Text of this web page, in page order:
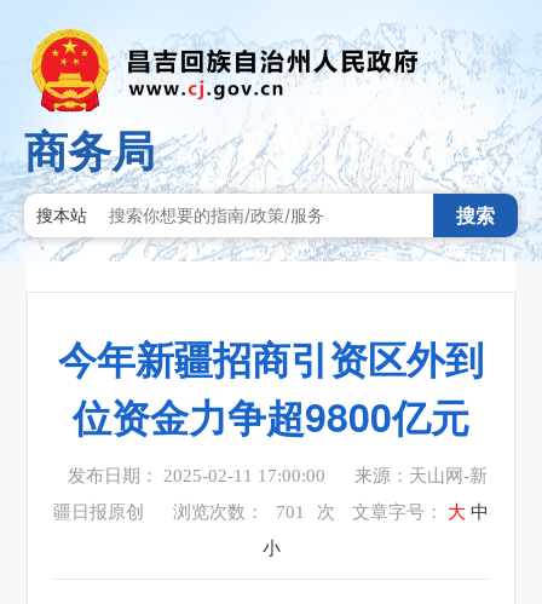
商务局
搜本站 搜索
今年新疆招商引资区外到
位资金力争超9800亿元
发布日期： 2025-02-11 17:00:00
来源：天山网-新
疆日报原创
浏览次数： 701 次 文章字号： 大 中
小